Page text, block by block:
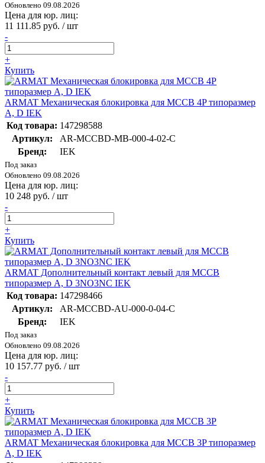
Обновлено 09.08.2026
Цена для юр. лиц:
11 111.85 руб. / шт
-
+
Купить
ARMAT Механическая блокировка для MCCB 4P типоразмер
A, D IEK
Код товара: 147298588
Артикул:
AR-MCCBD-MB-000-4-02-C
Бренд:
IEK
Под заказ
Обновлено 09.08.2026
Цена для юр. лиц:
10 248 руб. / шт
-
+
Купить
ARMAT Дополнительный контакт левый для MCCB
типоразмер A, D 3NO3NC IEK
Код товара: 147298466
Артикул:
AR-MCCBD-AU-000-0-04-C
Бренд:
IEK
Под заказ
Обновлено 09.08.2026
Цена для юр. лиц:
10 157.77 руб. / шт
-
+
Купить
ARMAT Механическая блокировка для MCCB 3P типоразмер
A, D IEK